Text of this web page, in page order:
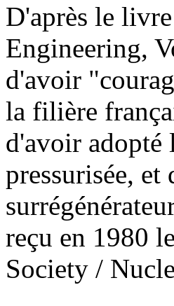
D'après le
Engineering,
d'avoir
la filière
d'avoir adopté
pressurisée,
reçu en 1980
Society /